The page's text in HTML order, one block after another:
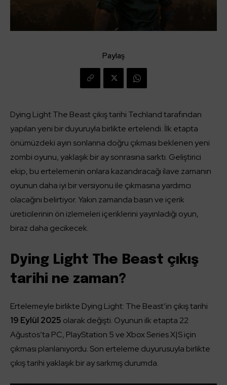
Paylaş
Dying Light The Beast çıkış tarihi Techland tarafından
yapılan yeni bir duyuruyla birlikte ertelendi. İlk etapta
önümüzdeki ayın sonlarına doğru çıkması beklenen yeni
zombi oyunu, yaklaşık bir ay sonrasına sarktı. Geliştirici
ekip, bu ertelemenin onlara kazandıracağı ilave zamanın
oyunun daha iyi bir versiyonu ile çıkmasına yardımcı
olacağını belirtiyor. Yakın zamanda basın ve içerik
üreticilerinin ön izlemeleri içeriklerini yayınladığı oyun,
biraz daha gecikecek.
Dying Light The Beast çıkış
tarihi ne zaman?
Ertelemeyle birlikte Dying Light: The Beast’in çıkış tarihi
19 Eylül 2025 olarak değişti. Oyunun ilk etapta 22
Ağustos’ta PC, PlayStation 5 ve Xbox Series X|S için
çıkması planlanıyordu. Son erteleme duyurusuyla birlikte
çıkış tarihi yaklaşık bir ay sarkmış durumda.